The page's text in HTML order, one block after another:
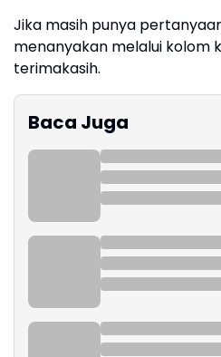
Jika masih punya
menanyakan melalui kolom
terimakasih.
Baca Juga